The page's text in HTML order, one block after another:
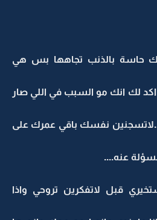
انك حاسة بالذنب تجاهها بس هي
لك انك مو السبب في اللي صار
نفسك باقي عمرك على
عنه....
قبل لاتفكرين تروحي واذا